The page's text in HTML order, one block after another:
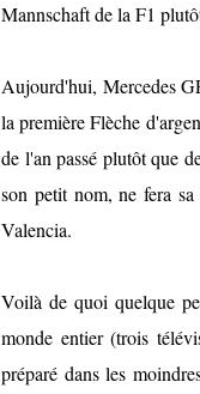
Mannschaft de la F1
Aujourd'hui, Mercedes
la première Flèche
de l'an passé plutôt que
son petit nom, ne fera
Valencia.
Voilà de quoi quelque
monde entier (trois
préparé dans les